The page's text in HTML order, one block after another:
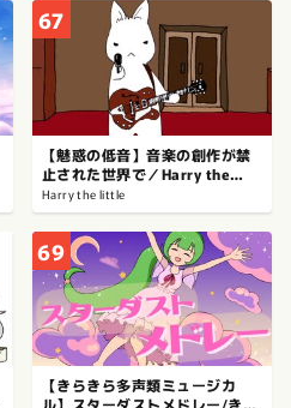
67
【魅惑の低音】音楽の創作が禁
止された世界で／Harry the
little
Harry the little
69
【きらきら多声類ミュージカ
ル】スターダストメドレー/きさ